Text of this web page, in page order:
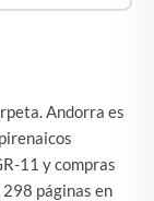
Andorra es
11 y compras
páginas en